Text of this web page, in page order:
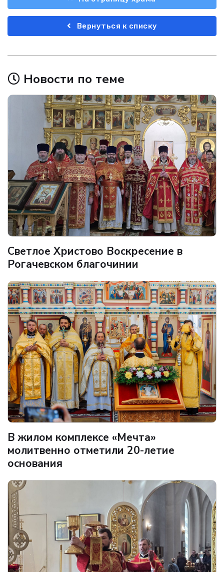
Вернуться к списку
Новости по теме
Светлое Христово Воскресение в
Рогачевском благочинии
В жилом комплексе «Мечта»
молитвенно отметили 20-летие
основания